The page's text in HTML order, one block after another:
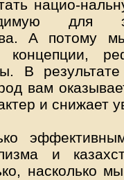
нацио-
для
А потому
концепции,
В результате
вам
и снижает
и
насколько